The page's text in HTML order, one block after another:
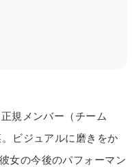
規メンバー（チーム
ビジュアルに磨きをか
女の今後のパフォーマン